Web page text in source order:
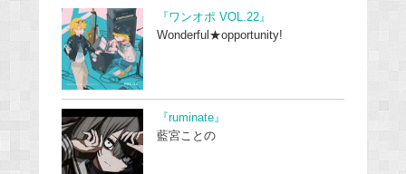
『ワンオポ VOL.22』
Wonderful★opportunity!
『ruminate』
藍宮ことの